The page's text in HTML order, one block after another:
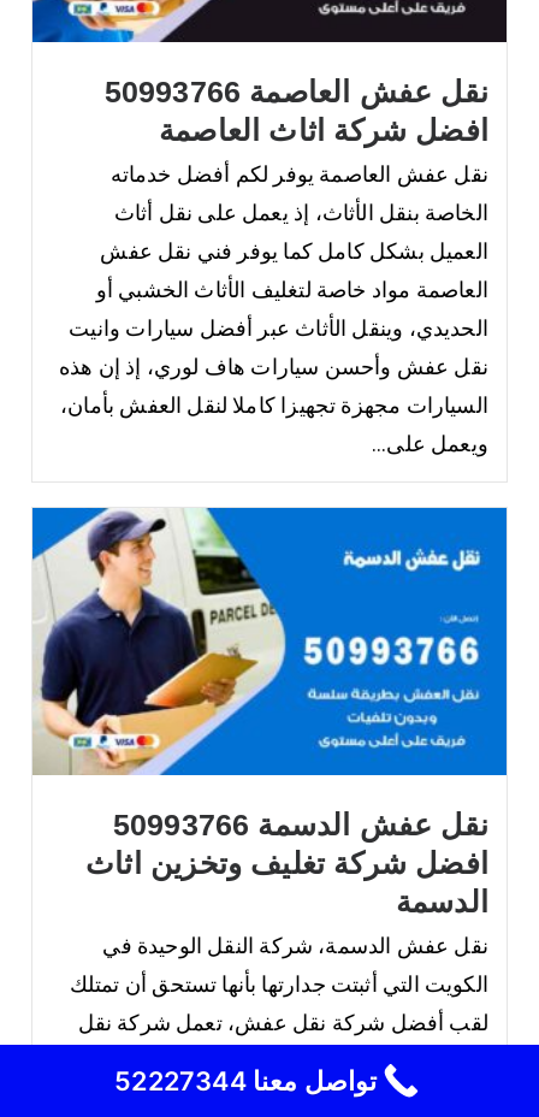
نقل عفش العاصمة 50993766
افضل شركة اثاث العاصمة
نقل عفش العاصمة يوفر لكم أفضل خدماته
الخاصة بنقل الأثاث، إذ يعمل على نقل أثاث
العميل بشكل كامل كما يوفر فني نقل عفش
العاصمة مواد خاصة لتغليف الأثاث الخشبي أو
الحديدي، وينقل الأثاث عبر أفضل سيارات وانيت
نقل عفش وأحسن سيارات هاف لوري، إذ إن هذه
السيارات مجهزة تجهيزا كاملا لنقل العفش بأمان،
ويعمل على...
نقل عفش الدسمة 50993766
افضل شركة تغليف وتخزين اثاث
الدسمة
نقل عفش الدسمة، شركة النقل الوحيدة في
الكويت التي أثبتت جدارتها بأنها تستحق أن تمتلك
لقب أفضل شركة نقل عفش، تعمل شركة نقل
عفش الدسمة على صيانة جميع قطع الأثاث بشكل
مثالي ومضمون، ناهيك عن خدمة التغليف المميزة
تواصل معنا 52227344